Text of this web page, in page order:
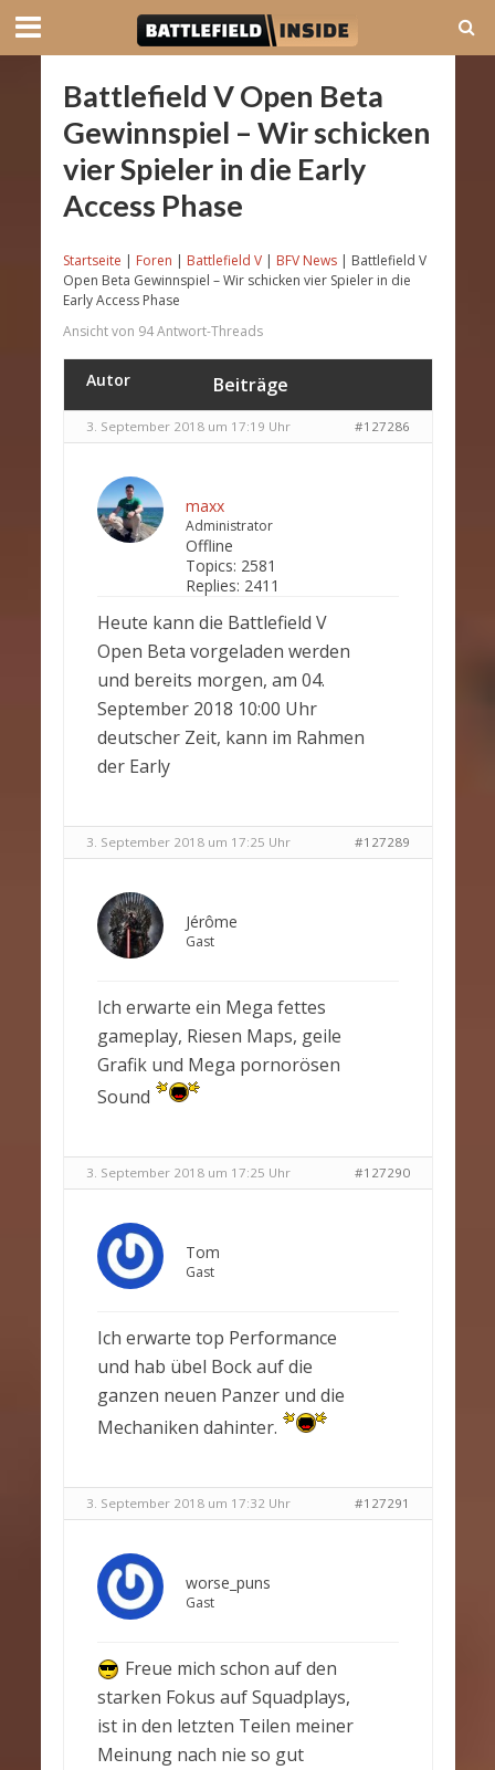
Battlefield V Open Beta
Gewinnspiel – Wir schicken
vier Spieler in die Early
Access Phase
Startseite | Foren | Battlefield V | BFV News | Battlefield V
Open Beta Gewinnspiel – Wir schicken vier Spieler in die
Early Access Phase
Ansicht von 94 Antwort-Threads
Autor Beiträge
3. September 2018 um 17:19 Uhr #127286
maxx
Administrator
Offline
Topics: 2581
Replies: 2411
Heute kann die Battlefield V
Open Beta vorgeladen werden
und bereits morgen, am 04.
September 2018 10:00 Uhr
deutscher Zeit, kann im Rahmen
der Early
3. September 2018 um 17:25 Uhr #127289
Jérôme
Gast
Ich erwarte ein Mega fettes
gameplay, Riesen Maps, geile
Grafik und Mega pornorösen
Sound
3. September 2018 um 17:25 Uhr #127290
Tom
Gast
Ich erwarte top Performance
und hab übel Bock auf die
ganzen neuen Panzer und die
Mechaniken dahinter.
3. September 2018 um 17:32 Uhr #127291
worse_puns
Gast
Freue mich schon auf den
starken Fokus auf Squadplays,
ist in den letzten Teilen meiner
Meinung nach nie so gut